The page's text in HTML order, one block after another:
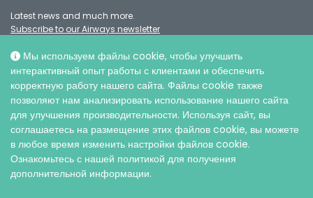
Мы используем файлы cookie, чтобы улучшить
интерактивный опыт работы с клиентами и обеспечить
корректную работу нашего сайта. Файлы cookie также
позволяют нам анализировать использование нашего сайта
для улучшения производительности. Используя сайт, вы
соглашаетесь на размещение этих файлов cookie, вы можете
в любое время изменить настройки файлов cookie.
Ознакомьтесь с нашей политикой для получения
дополнительной информации.
Latest news and much more.
Subscribe to our Airways newsletter